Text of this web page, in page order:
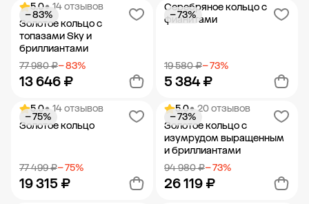
Добавить в корзину Добавить в корзину
5.0• 14 отзывов
Золотое кольцо с
топазами Sky и
бриллиантами
77 980 ₽− 83%
13 646 ₽
− 83%
Добавить в корзину
Серебряное кольцо с
фианитами
19 580 ₽− 73%
5 384 ₽
− 73%
Добавить в корзину
5.0• 14 отзывов
Золотое кольцо
77 499 ₽− 75%
19 315 ₽
− 75%
5.0• 20 отзывов
Золотое кольцо с
изумрудом выращенным
и бриллиантами
94 980 ₽− 73%
26 119 ₽
− 73%